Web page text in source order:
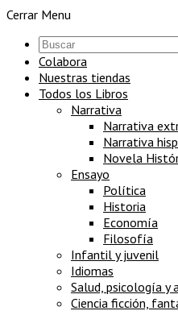
Cerrar Menu
Colabora
Nuestras tiendas
Todos los Libros
Narrativa
Narrativa
Narrativa
Novela
Ensayo
Política
Historia
Economía
Filosofía
Infantil y juvenil
Idiomas
Salud, psicología y
Ciencia ficción,